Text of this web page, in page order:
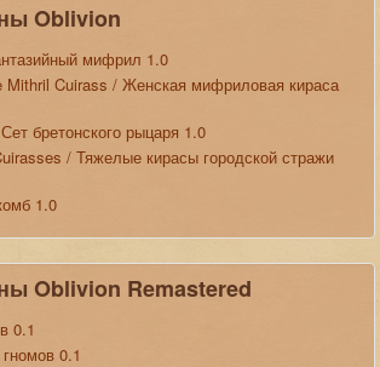
Oblivion
мифрил 1.0
Mithril Cuirass / Женская мифриловая кираса
бретонского рыцаря 1.0
/ Тяжелые кирасы городской стражи
1.0
Oblivion Remastered
0.1
0.1